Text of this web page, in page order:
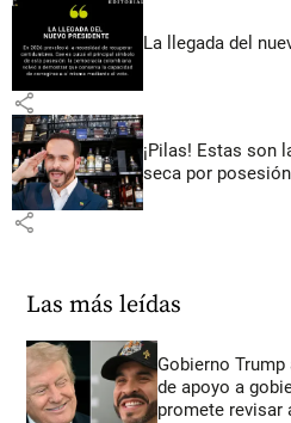
La llegada del
share
¡Pilas! Estas son
seca por
share
Las más leídas
Gobierno
de apoyo a
promete revisar